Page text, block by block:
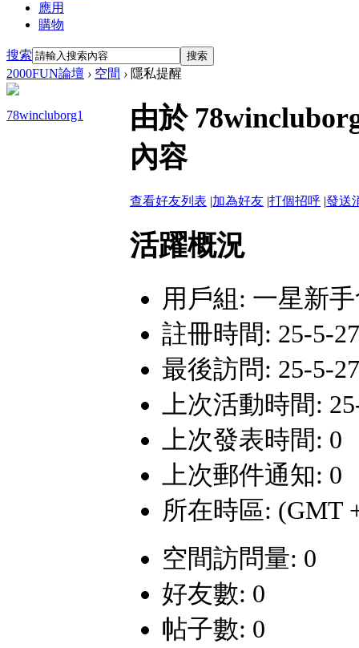
應用
購物
搜索 搜索
2000FUN論壇 › 空間 › 隱私提醒
78wincluborg1
由於
內容
查看好友列表 |加為好友 |打個招呼 |發送
活躍概況
用戶組: 一星新
註冊時間: 25-5-
最後訪問: 25-5-
上次活動時間:
上次發表時間: 0
上次郵件通知: 0
所在時區: (GMT
空間訪問量: 0
好友數: 0
帖子數: 0